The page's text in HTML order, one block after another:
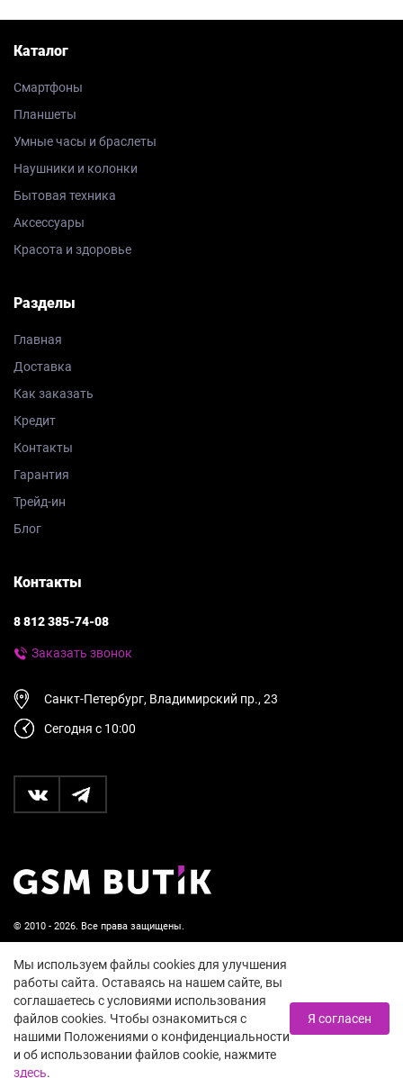
© 2010 - 2026. Все права защищены.
Пользовательское соглашение и политика
конфиденциальности
18+
Каталог
Смартфоны
Планшеты
Умные часы и браслеты
Наушники и колонки
Бытовая техника
Аксессуары
Красота и здоровье
Разделы
Главная
Доставка
Как заказать
Кредит
Контакты
Гарантия
Трейд-ин
Блог
Контакты
8 812 385-74-08
Заказать звонок
Санкт-Петербург, Владимирский пр., 23
Сегодня с 10:00
Мы используем файлы cookies для улучшения
работы сайта. Оставаясь на нашем сайте, вы
соглашаетесь с условиями использования
файлов cookies. Чтобы ознакомиться с
нашими Положениями о конфиденциальности
и об использовании файлов cookie, нажмите
здесь.
Я согласен